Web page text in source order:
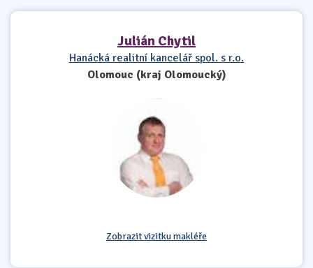
Julián Chytil
Hanácká realitní kancelář spol. s r.o.
Olomouc (kraj Olomoucký)
Zobrazit vizitku makléře